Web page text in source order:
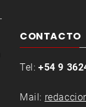
CONTACTO
Tel: +54 9
Mail: